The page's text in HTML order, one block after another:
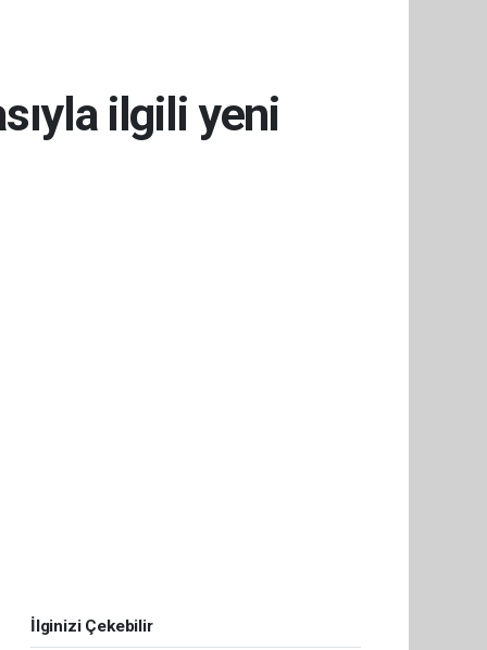
ilgili yeni
İlginizi Çekebilir